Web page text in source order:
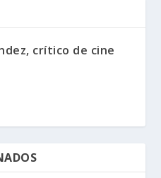
crítico de cine